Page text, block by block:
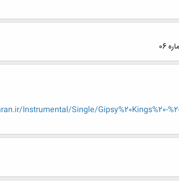
06
Instrumental/Single/Gipsy%20Kings%20-